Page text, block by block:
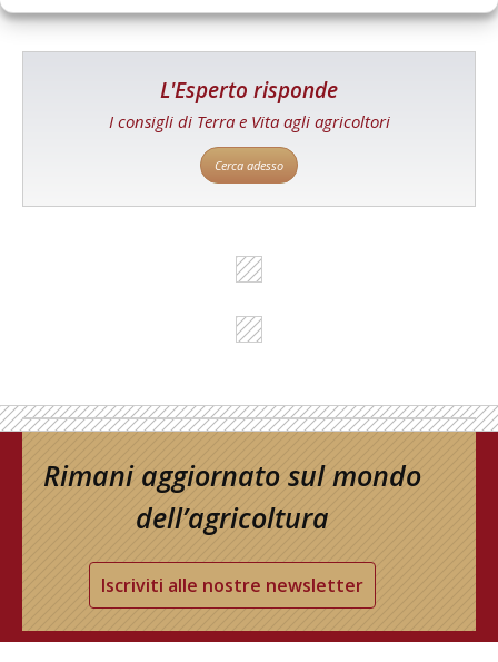
L'Esperto risponde
I consigli di Terra e Vita agli agricoltori
Cerca adesso
Rimani aggiornato sul mondo
dell’agricoltura
Iscriviti alle nostre newsletter